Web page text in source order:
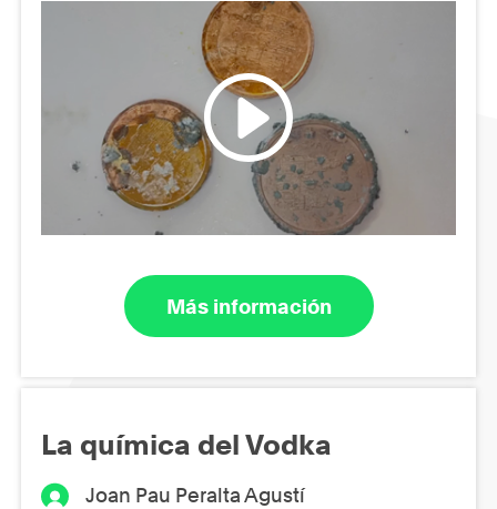
Más información
La química del Vodka
Joan Pau Peralta Agustí